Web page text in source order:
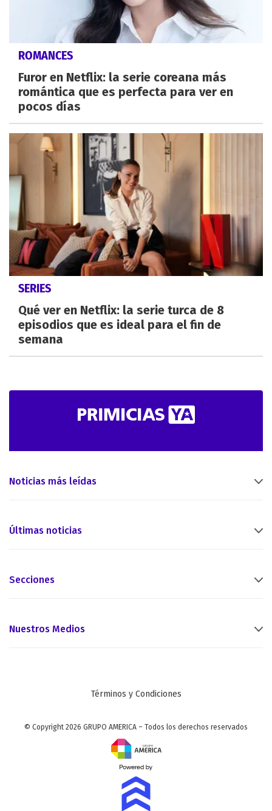
ROMANCES
Furor en Netflix: la serie coreana más
romántica que es perfecta para ver en
pocos días
SERIES
Qué ver en Netflix: la serie turca de 8
episodios que es ideal para el fin de
semana
Noticias más leídas
Últimas noticias
Secciones
Nuestros Medios
Términos y Condiciones
© Copyright 2026 GRUPO AMERICA – Todos los derechos reservados